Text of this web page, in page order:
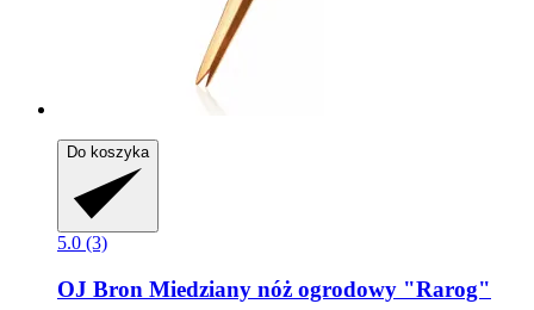
Do koszyka
5.0 (3)
OJ Bron Miedziany nóż ogrodowy "Rarog"